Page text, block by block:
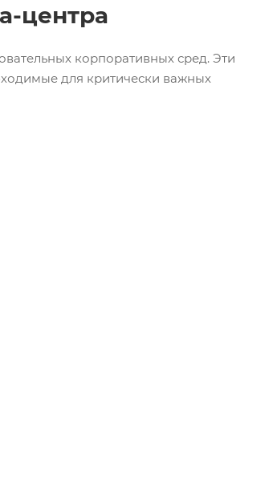
центра
корпоративных сред. Эти
для критически важных